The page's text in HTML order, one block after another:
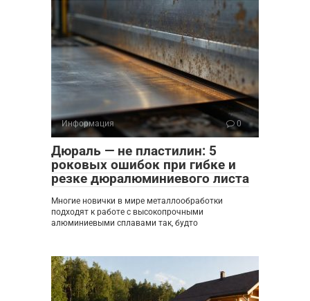
Информация 0
Дюраль — не пластилин: 5
роковых ошибок при гибке и
резке дюралюминиевого листа
Многие новички в мире металлообработки
подходят к работе с высокопрочными
алюминиевыми сплавами так, будто